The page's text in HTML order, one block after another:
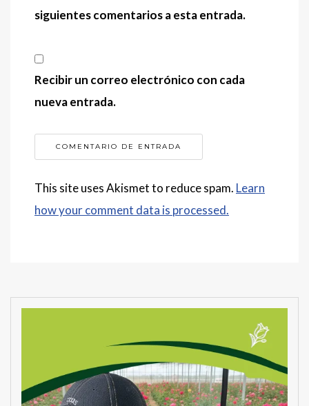
siguientes comentarios a esta entrada.
Recibir un correo electrónico con cada
nueva entrada.
This site uses Akismet to reduce spam. Learn
how your comment data is processed.